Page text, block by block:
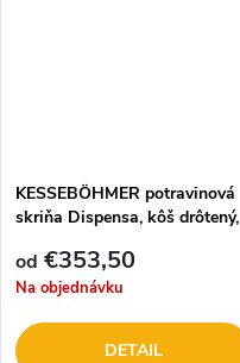
KESSEBÖHMER potravinová
skriňa Dispensa, kôš drôtený,
KOMPLET, 5 políc
od €353,50
Na objednávku
DETAIL